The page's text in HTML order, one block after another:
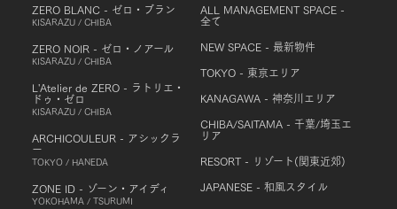
ZERO BLANC - ゼロ・ブラン
KISARAZU / CHIBA
ZERO NOIR - ゼロ・ノアール
KISARAZU / CHIBA
L'Atelier de ZERO - ラトリエ・
ドゥ・ゼロ
KISARAZU / CHIBA
ARCHICOULEUR - アシックラ
ー
TOKYO / HANEDA
ZONE ID - ゾーン・アイディ
YOKOHAMA / TSURUMI
ALL MANAGEMENT SPACE -
全て
NEW SPACE - 最新物件
TOKYO - 東京エリア
KANAGAWA - 神奈川エリア
CHIBA/SAITAMA - 千葉/埼玉エ
リア
RESORT - リゾート(関東近郊)
JAPANESE - 和風スタイル